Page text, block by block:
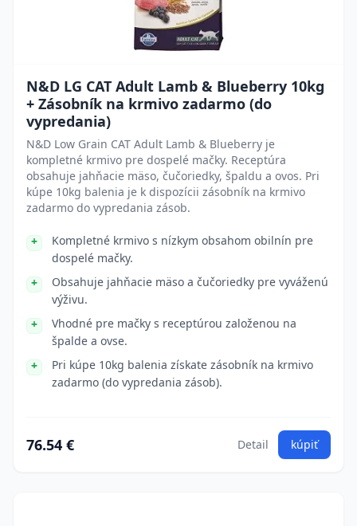
N&D LG CAT Adult Lamb & Blueberry 10kg
+ Zásobník na krmivo zadarmo (do
vypredania)
N&D Low Grain CAT Adult Lamb & Blueberry je
kompletné krmivo pre dospelé mačky. Receptúra
obsahuje jahňacie mäso, čučoriedky, špaldu a ovos. Pri
kúpe 10kg balenia je k dispozícii zásobník na krmivo
zadarmo do vypredania zásob.
Kompletné krmivo s nízkym obsahom obilnín pre
dospelé mačky.
Obsahuje jahňacie mäso a čučoriedky pre vyváženú
výživu.
Vhodné pre mačky s receptúrou založenou na
špalde a ovse.
Pri kúpe 10kg balenia získate zásobník na krmivo
zadarmo (do vypredania zásob).
76.54 € Detail kúpiť